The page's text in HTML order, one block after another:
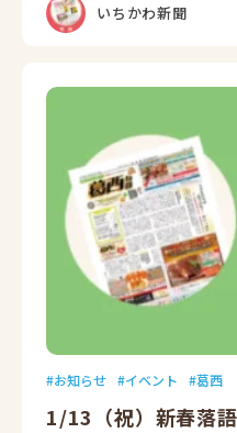
いちかわ新聞
お知らせ イベント 葛西
1/13（祝）新春落